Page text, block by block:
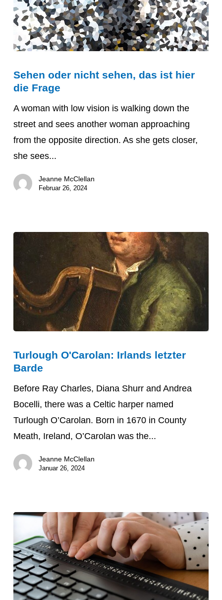
oder
nicht
sehen,
das
ist
hier
Frage
Sehen oder nicht sehen, das ist hier
die Frage
A woman with low vision is walking down the
street and sees another woman approaching
from the opposite direction. As she gets closer,
she sees...
Jeanne McClellan
Februar 26, 2024
O'Carolan:
Irlands
letzter
Barde
Turlough O'Carolan: Irlands letzter
Barde
Before Ray Charles, Diana Shurr and Andrea
Bocelli, there was a Celtic harper named
Turlough O’Carolan. Born in 1670 in County
Meath, Ireland, O’Carolan was the...
Jeanne McClellan
Januar 26, 2024